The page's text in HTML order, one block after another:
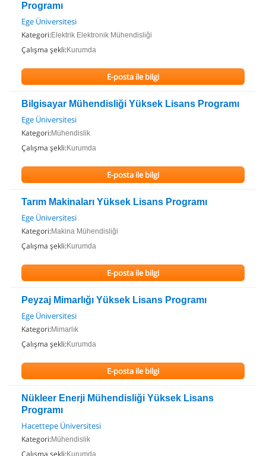
Programı
Ege Üniversitesi
Kategori:Elektrik Elektronik Mühendisliği
Çalışma şekli:Kurumda
E-posta ile bilgi
Bilgisayar Mühendisliği Yüksek Lisans Programı
Ege Üniversitesi
Kategori:Mühendislik
Çalışma şekli:Kurumda
E-posta ile bilgi
Tarım Makinaları Yüksek Lisans Programı
Ege Üniversitesi
Kategori:Makina Mühendisliği
Çalışma şekli:Kurumda
E-posta ile bilgi
Peyzaj Mimarlığı Yüksek Lisans Programı
Ege Üniversitesi
Kategori:Mimarlık
Çalışma şekli:Kurumda
E-posta ile bilgi
Nükleer Enerji Mühendisliği Yüksek Lisans
Programı
Hacettepe Üniversitesi
Kategori:Mühendislik
Çalışma şekli:Kurumda